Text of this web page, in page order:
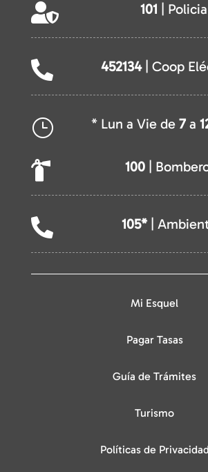
 101 | Policia
 452134| Coop
} * Lun a Vie de7 a
 100 |
 105* |
Mi Esquel
Pagar Tasas
Guía de Trámites
Turismo
Políticas de Privacidad